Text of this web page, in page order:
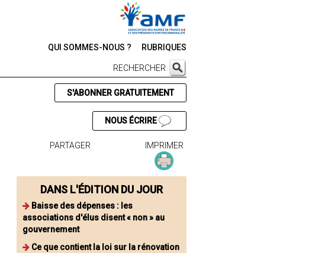
QUI SOMMES-NOUS ? RUBRIQUES
RECHERCHER
S'ABONNER GRATUITEMENT
NOUS ÉCRIRE
PARTAGER IMPRIMER
DANS L'ÉDITION DU JOUR
Baisse des dépenses : les
associations d'élus disent « non » au
gouvernement
Ce que contient la loi sur la rénovation